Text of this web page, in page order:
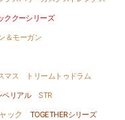
ククーシリーズ
＆モーガン
マス トリームトゥドラム
ペリアル
STR
ック TOGETHERシリーズ